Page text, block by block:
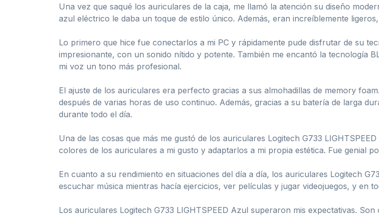
Una vez que saqué los auriculares de la caja, me llamó la atención su diseño
azul eléctrico le daba un toque de estilo único. Además, eran increíblemente
Lo primero que hice fue conectarlos a mi PC y rápidamente pude disfrutar de su
impresionante, con un sonido nítido y potente. También me encantó la tecnología
mi voz un tono más profesional.
El ajuste de los auriculares era perfecto gracias a sus almohadillas de memory
después de varias horas de uso continuo. Además, gracias a su batería de larga
durante todo el día.
Una de las cosas que más me gustó de los auriculares Logitech G733
colores de los auriculares a mi gusto y adaptarlos a mi propia estética. Fue genial
En cuanto a su rendimiento en situaciones del día a día, los auriculares Logitech
escuchar música mientras hacía ejercicios, ver películas y jugar videojuegos, y en
Los auriculares Logitech G733 LIGHTSPEED Azul superaron mis expectativas.